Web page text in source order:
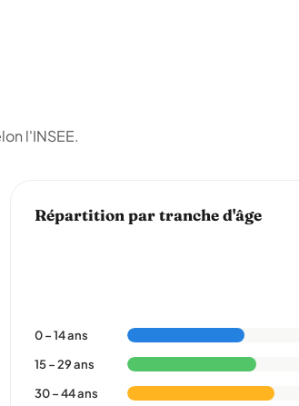
l'INSEE.
Répartition par tranche d'âge
0 – 14 ans
15 – 29 ans
30 – 44 ans